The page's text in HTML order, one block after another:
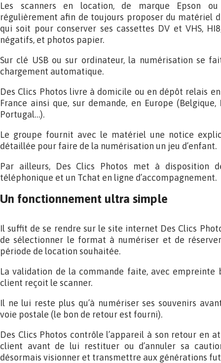
Les scanners en location, de marque Epson ou
régulièrement afin de toujours proposer du matériel
qui soit pour conserver ses cassettes DV et VHS,
négatifs, et photos papier.
Sur clé USB ou sur ordinateur, la numérisation se
chargement automatique.
Des Clics Photos livre à domicile ou en dépôt relais
France ainsi que, sur demande, en Europe (Belgique,
Portugal…).
Le groupe fournit avec le matériel une notice
détaillée pour faire de la numérisation un jeu d’enfant.
Par ailleurs, Des Clics Photos met à disposition
téléphonique et un Tchat en ligne d’accompagnement.
Un fonctionnement ultra simple
Il suffit de se rendre sur le site internet Des Clics
de sélectionner le format à numériser et de
période de location souhaitée.
La validation de la commande faite, avec empreinte
client reçoit le scanner.
Il ne lui reste plus qu’à numériser ses souvenirs
voie postale (le bon de retour est fourni).
Des Clics Photos contrôle l’appareil à son retour en
client avant de lui restituer ou d’annuler sa
désormais visionner et transmettre aux générations